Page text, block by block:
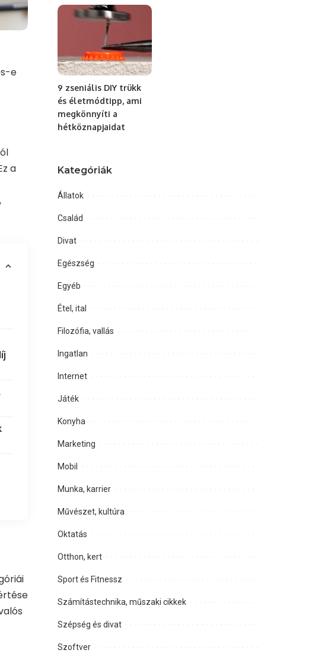
e
a
,
9 zseniális DIY trükk
és életmódtipp, ami
megkönnyíti a
hétköznapjaidat
Kategóriák
Állatok
Család
Divat
Egészség
Egyéb
Étel, ital
Filozófia, vallás
Ingatlan
Internet
Játék
Konyha
Marketing
Mobil
Munka, karrier
Művészet, kultúra
Oktatás
Otthon, kert
Sport és Fitnessz
Számítástechnika, műszaki cikkek
Szépség és divat
Szoftver